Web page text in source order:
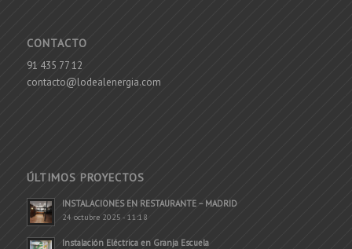
CONTACTO
91 435 77 12
contacto@lodealenergia.com
ÚLTIMOS PROYECTOS
INSTALACIONES EN RESTAURANTE – MADRID
24 octubre 2025 - 11:18
Instalación Eléctrica en Granja Escuela